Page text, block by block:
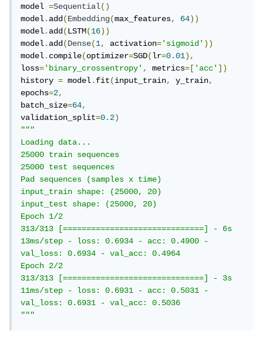
model =Sequential()
model.add(Embedding(max_features, 64))
model.add(LSTM(16))
model.add(Dense(1, activation='sigmoid'))
model.compile(optimizer=SGD(lr=0.01),
loss='binary_crossentropy', metrics=['acc'])
history = model.fit(input_train, y_train,
epochs=2,
batch_size=64,
validation_split=0.2)
"""
Loading data...
25000 train sequences
25000 test sequences
Pad sequences (samples x time)
input_train shape: (25000, 20)
input_test shape: (25000, 20)
Epoch 1/2
313/313 [==============================] - 6s
13ms/step - loss: 0.6934 - acc: 0.4900 -
val_loss: 0.6934 - val_acc: 0.4964
Epoch 2/2
313/313 [==============================] - 3s
11ms/step - loss: 0.6931 - acc: 0.5031 -
val_loss: 0.6931 - val_acc: 0.5036
"""